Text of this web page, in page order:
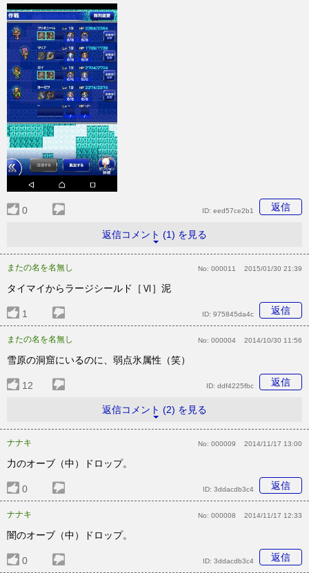
0 返信
ID: eed57ce2b1
返信コメント (1) を見る
またの名を名無し No: 000011 2015/01/30 21:39
タイマイからラージシールド［Ⅵ］泥
1 返信
ID: 975845da4c
またの名を名無し No: 000004 2014/10/30 11:56
雪原の洞窟にいるのに、弱点氷属性（笑）
12 返信
ID: ddf4225fbc
返信コメント (2) を見る
ナナキ No: 000009 2014/11/17 13:00
力のオーブ（中）ドロップ。
0 返信
ID: 3ddacdb3c4
ナナキ No: 000008 2014/11/17 12:33
闇のオーブ（中）ドロップ。
0 返信
ID: 3ddacdb3c4